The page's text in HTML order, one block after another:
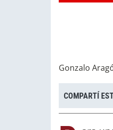
Gonzalo
COMPARTÍ